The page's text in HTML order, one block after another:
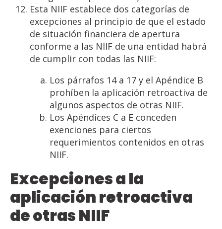
Esta NIIF establece dos categorías de
excepciones al principio de que el estado
de situación financiera de apertura
conforme a las NIIF de una entidad habrá
de cumplir con todas las NIIF:
Los párrafos 14 a 17 y el Apéndice B
prohíben la aplicación retroactiva de
algunos aspectos de otras NIIF.
Los Apéndices C a E conceden
exenciones para ciertos
requerimientos contenidos en otras
NIIF.
Excepcionesala
aplicaciónretroactiva
deotrasNIIF